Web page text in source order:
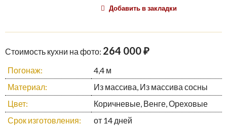
Добавить в закладки
Стоимость кухни на фото: 264 000 ₽
Погонаж:
4,4 м
Материал:
Из массива, Из массива сосны
Цвет:
Коричневые, Венге, Ореховые
Срок изготовления:
от 14 дней